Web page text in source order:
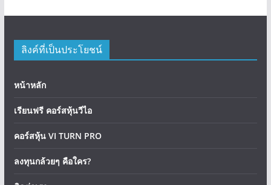
ลิงค์ที่เป็นประโยชน์
หน้าหลัก
เรียนฟรี คอร์สหุ้นวีไอ
คอร์สหุ้น VI TURN PRO
ลงทุนกล้วยๆ คือใคร?